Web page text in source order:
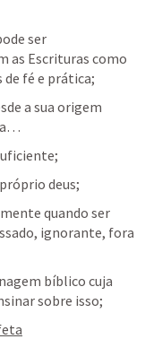
ser
as Escrituras como
fé e prática;
a sua origem
deus;
quando ser
ignorante, fora
bíblico cuja
sobre isso;